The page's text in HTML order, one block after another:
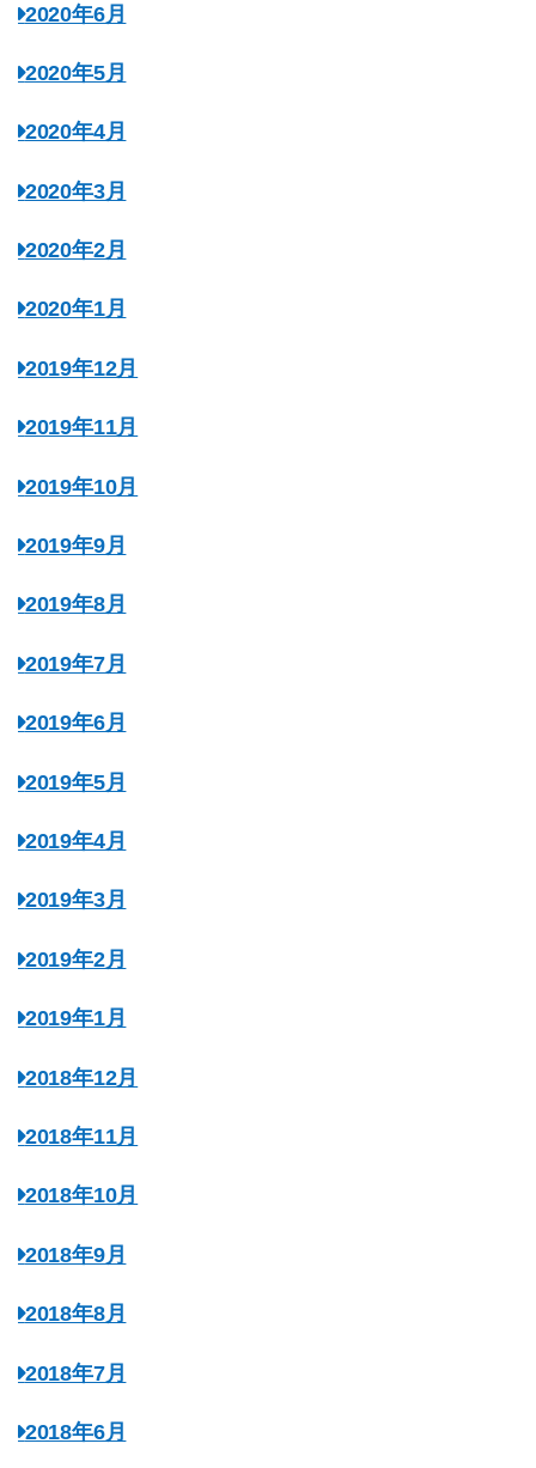
2020年6月
2020年5月
2020年4月
2020年3月
2020年2月
2020年1月
2019年12月
2019年11月
2019年10月
2019年9月
2019年8月
2019年7月
2019年6月
2019年5月
2019年4月
2019年3月
2019年2月
2019年1月
2018年12月
2018年11月
2018年10月
2018年9月
2018年8月
2018年7月
2018年6月